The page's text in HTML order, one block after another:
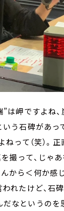
”は岬ですよね
う石碑があって
ねって（笑）。
を撮って、じゃ
から＜何か感
れたけど、石
なというのを